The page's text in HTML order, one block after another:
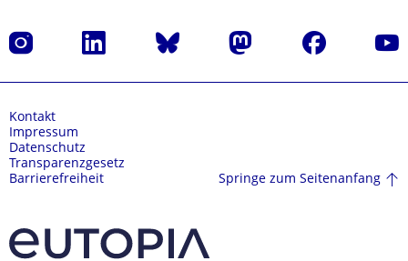
Instagram LinkedIn Bluesky Mastodon Facebook
Kontakt
Impressum
Datenschutz
Transparenzgesetz
Barrierefreiheit
Springe zum Seitenanfang